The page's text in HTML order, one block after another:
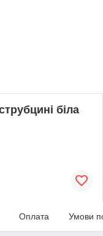
біла
Оплата Умови